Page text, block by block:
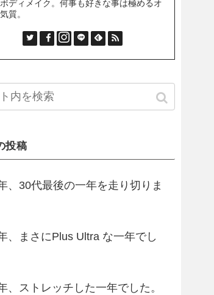
ディメイク。何事も好きな事は極めるオ
質。
投稿
、30代最後の一年を走り切りま
、まさにPlus Ultra な一年でし
、ストレッチした一年でした。